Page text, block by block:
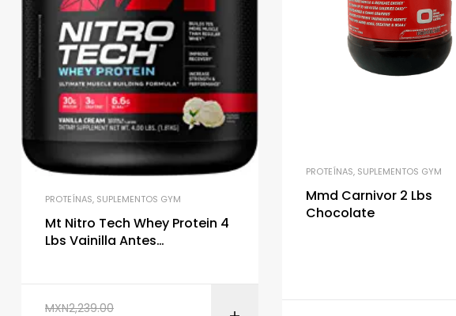
PROTEÍNAS, SUPLEMENTOS GYM
Mt Nitro Tech Whey Protein 4
Lbs Vainilla Antes
MXN2,239.00
PROTEÍNAS, SUPLEMENTOS GYM
Mmd Carnivor 2 Lbs
Chocolate